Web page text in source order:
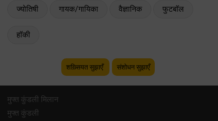
ज्योतिषी गायक/गायिका वैज्ञानिक फुटबॉल
हॉकी
शख़्सियत सुझाएँ संशोधन सुझाएँ
मुफ्त कुंडली मिलान
मुफ्त कुंडली